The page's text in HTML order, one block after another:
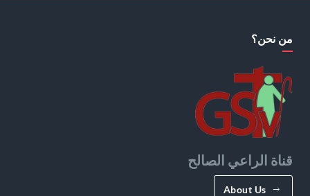
من نحن؟
قناة الراعي الصالح
About Us